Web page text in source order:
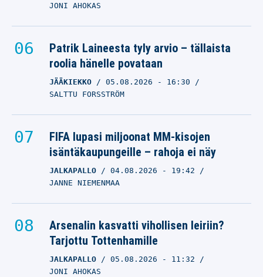
JONI AHOKAS
Patrik Laineesta tyly arvio – tällaista
roolia hänelle povataan
JÄÄKIEKKO 05.08.2026 - 16:30
SALTTU FORSSTRÖM
FIFA lupasi miljoonat MM-kisojen
isäntäkaupungeille – rahoja ei näy
JALKAPALLO 04.08.2026 - 19:42
JANNE NIEMENMAA
Arsenalin kasvatti vihollisen leiriin?
Tarjottu Tottenhamille
JALKAPALLO 05.08.2026 - 11:32
JONI AHOKAS